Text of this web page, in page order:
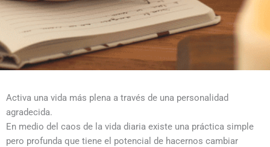
Activa una vida más plena a través de una personalidad
agradecida.
En medio del caos de la vida diaria existe una práctica simple
pero profunda que tiene el potencial de hacernos cambiar